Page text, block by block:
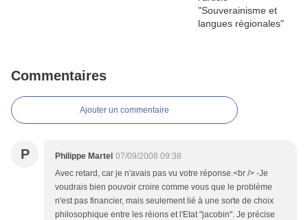
Commentaires
Ajouter un commentaire
P Philippe Martel 07/09/2008 09:38
Avec retard, car je n'avais pas vu votre réponse.<br /> -Je
voudrais bien pouvoir croire comme vous que le problème
n'est pas financier, mais seulement lié à une sorte de choix
philosophique entre les réions et l'Etat "jacobin". Je précise